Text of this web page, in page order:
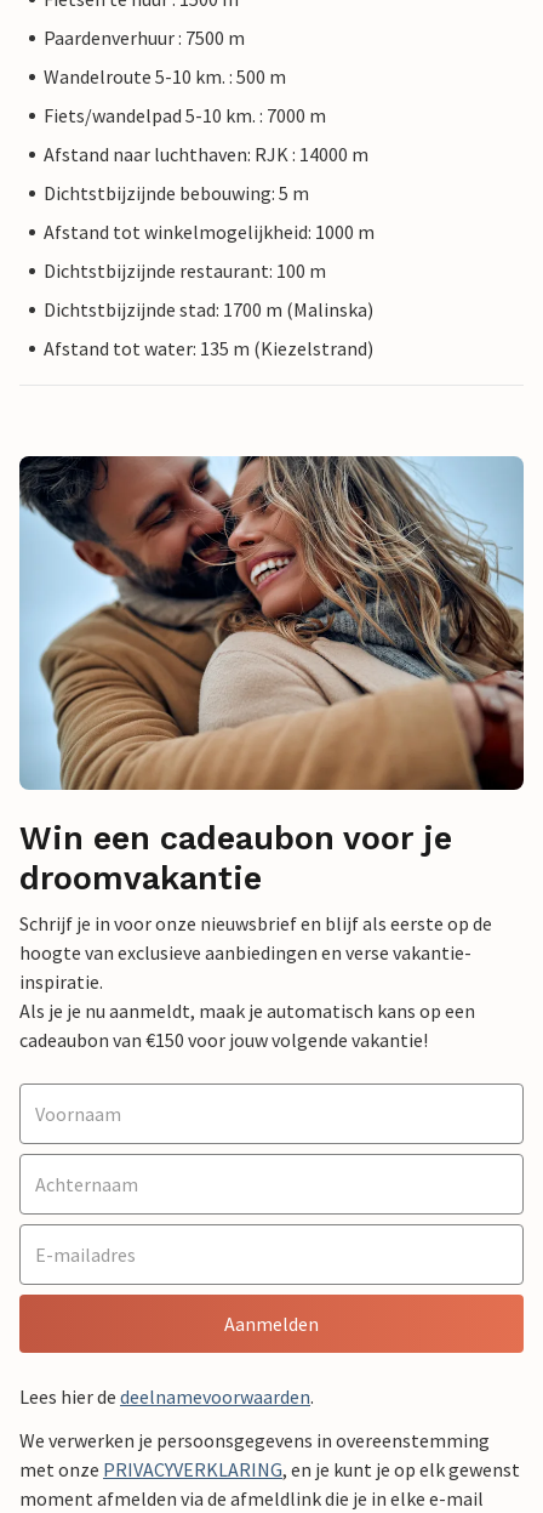
Paardenverhuur : 7500 m
Wandelroute 5-10 km. : 500 m
Fiets/wandelpad 5-10 km. : 7000 m
Afstand naar luchthaven: RJK : 14000 m
Dichtstbijzijnde bebouwing: 5 m
Afstand tot winkelmogelijkheid: 1000 m
Dichtstbijzijnde restaurant: 100 m
Dichtstbijzijnde stad: 1700 m (Malinska)
Afstand tot water: 135 m (Kiezelstrand)
Win een cadeaubon voor je
droomvakantie
Schrijf je in voor onze nieuwsbrief en blijf als eerste op de
hoogte van exclusieve aanbiedingen en verse vakantie-
inspiratie.
Als je je nu aanmeldt, maak je automatisch kans op een
cadeaubon van €150 voor jouw volgende vakantie!
Aanmelden
Lees hier de deelnamevoorwaarden.
We verwerken je persoonsgegevens in overeenstemming
met onze PRIVACYVERKLARING, en je kunt je op elk gewenst
moment afmelden via de afmeldlink die je in elke e-mail